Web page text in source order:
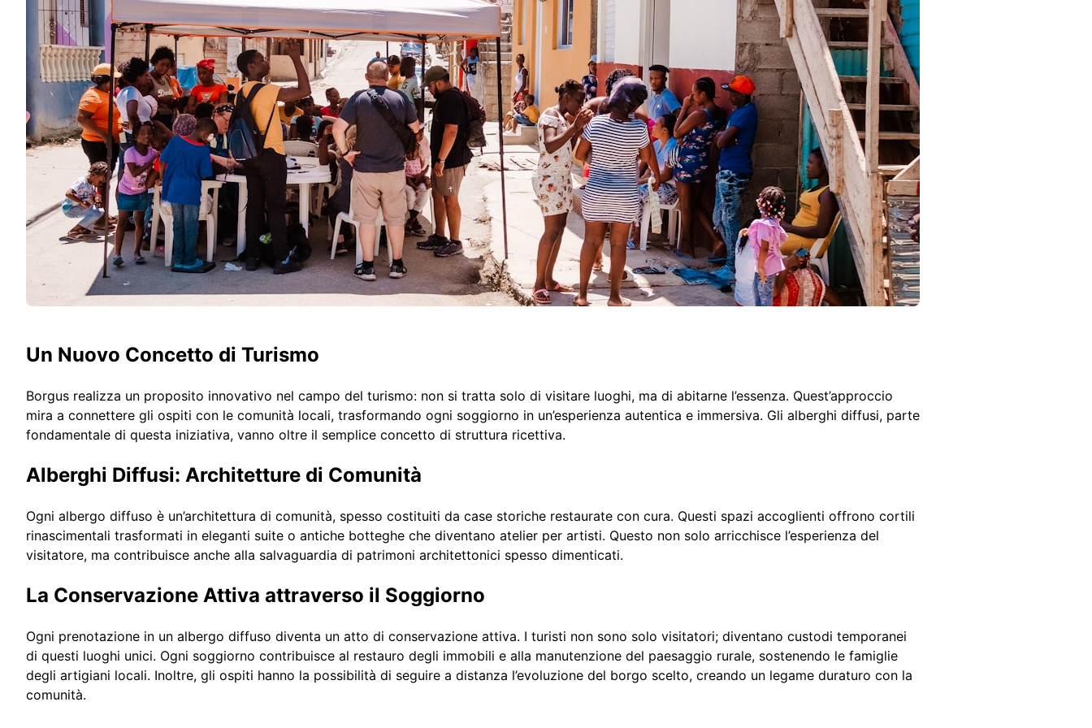
Un Nuovo Concetto di Turismo
Borgus realizza un proposito innovativo nel campo del turismo: non si tratta solo di visitare luoghi, ma di abitarne l’essenza. Quest’approccio
mira a connettere gli ospiti con le comunità locali, trasformando ogni soggiorno in un’esperienza autentica e immersiva. Gli alberghi diffusi, parte
fondamentale di questa iniziativa, vanno oltre il semplice concetto di struttura ricettiva.
Alberghi Diffusi: Architetture di Comunità
Ogni albergo diffuso è un’architettura di comunità, spesso costituiti da case storiche restaurate con cura. Questi spazi accoglienti offrono cortili
rinascimentali trasformati in eleganti suite o antiche botteghe che diventano atelier per artisti. Questo non solo arricchisce l’esperienza del
visitatore, ma contribuisce anche alla salvaguardia di patrimoni architettonici spesso dimenticati.
La Conservazione Attiva attraverso il Soggiorno
Ogni prenotazione in un albergo diffuso diventa un atto di conservazione attiva. I turisti non sono solo visitatori; diventano custodi temporanei
di questi luoghi unici. Ogni soggiorno contribuisce al restauro degli immobili e alla manutenzione del paesaggio rurale, sostenendo le famiglie
degli artigiani locali. Inoltre, gli ospiti hanno la possibilità di seguire a distanza l’evoluzione del borgo scelto, creando un legame duraturo con la
comunità.